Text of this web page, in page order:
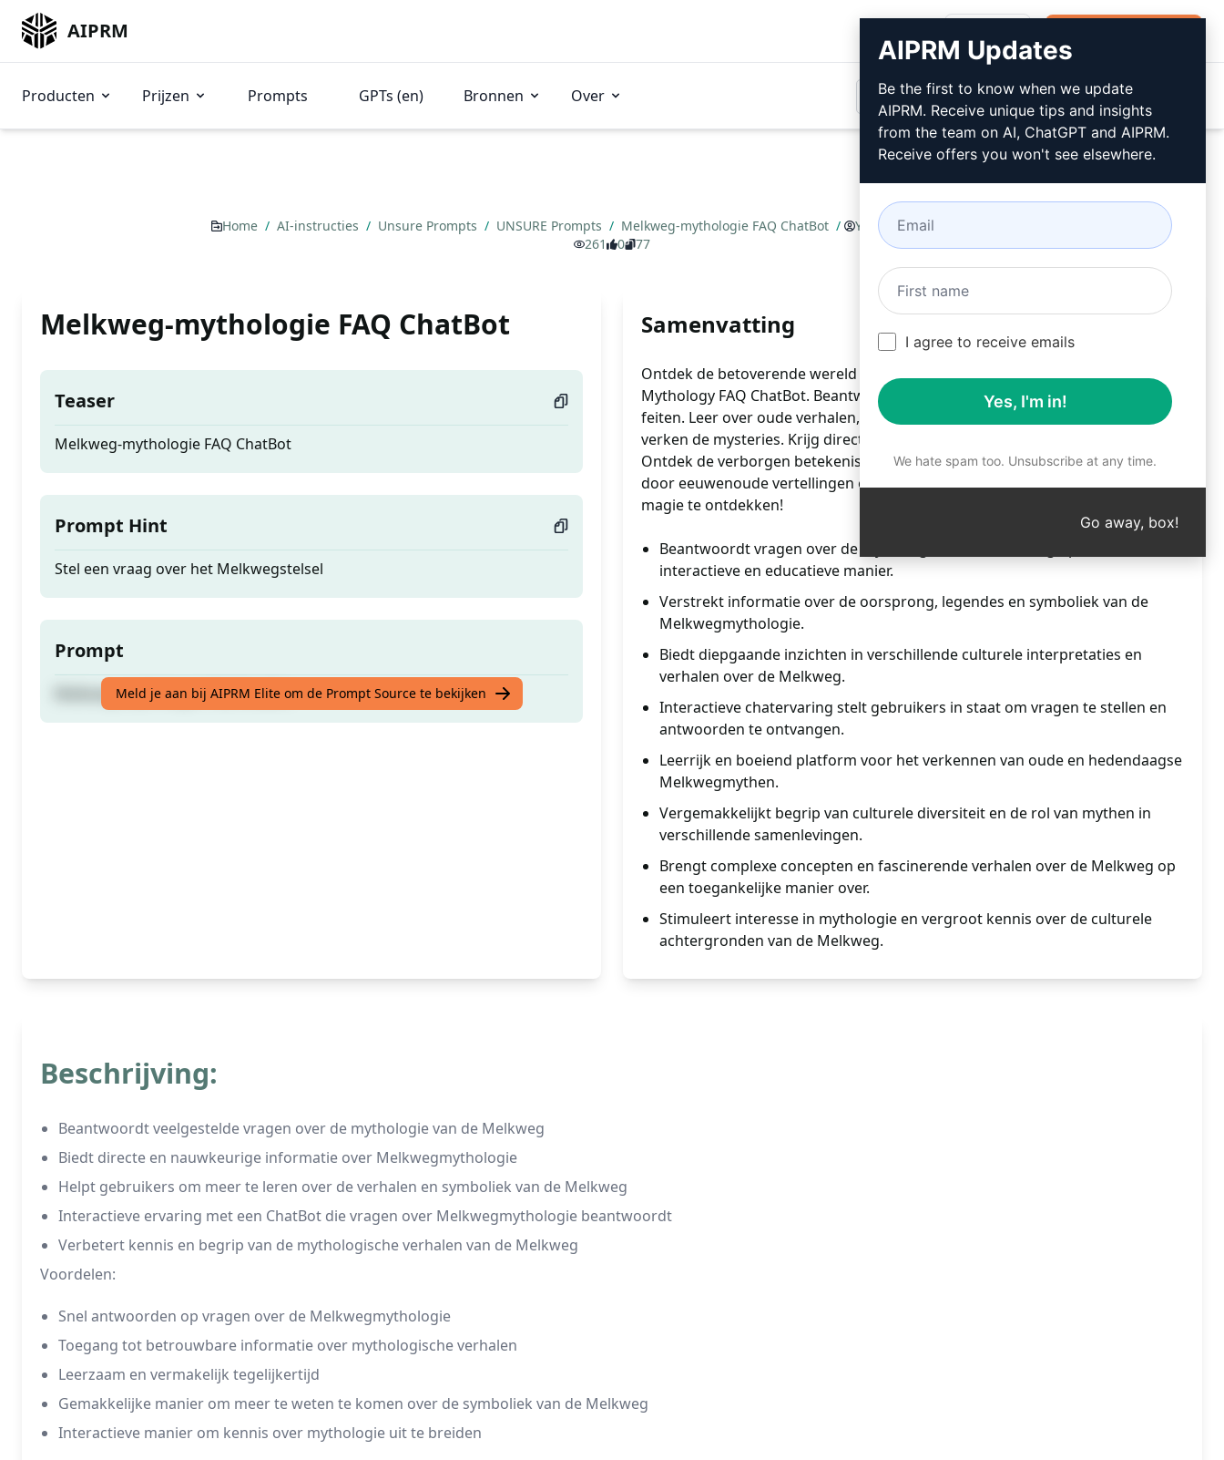
AIPRM
Producten Prijzen Prompts GPTs (en) Bronnen Over
Home / AI-instructies / Unsure Prompts / UNSURE Prompts / Melkweg-mythologie FAQ ChatBot / YCSTMW
March 18, 2023
261
0 77
Melkweg-mythologie FAQ ChatBot
Teaser
Melkweg-mythologie FAQ ChatBot
Prompt Hint
Stel een vraag over het Melkwegstelsel
Prompt
Melkweg-mythologie FAQ ChatBot
Meld je aan bij AIPRM Elite om de Prompt Source te bekijken
Samenvatting
Ontdek de betoverende wereld van de Melkwegmythologie met de Milky Way
Mythology FAQ ChatBot. Beantwoordt al je vragen en onthult fascinerende
feiten. Leer over oude verhalen, goden en legendes. Verrijk je kennis en
verken de mysteries. Krijg direct toegang tot waardevolle inzichten en cultuur.
Ontdek de verborgen betekenissen achter de sterren. Laat je verwonderen
door eeuwenoude vertellingen en vergroot je kennis vandaag nog! Klik om de
magie te ontdekken!
Beantwoordt vragen over de mythologie van de Melkweg op een
interactieve en educatieve manier.
Verstrekt informatie over de oorsprong, legendes en symboliek van de
Melkwegmythologie.
Biedt diepgaande inzichten in verschillende culturele interpretaties en
verhalen over de Melkweg.
Interactieve chatervaring stelt gebruikers in staat om vragen te stellen en
antwoorden te ontvangen.
Leerrijk en boeiend platform voor het verkennen van oude en hedendaagse
Melkwegmythen.
Vergemakkelijkt begrip van culturele diversiteit en de rol van mythen in
verschillende samenlevingen.
Brengt complexe concepten en fascinerende verhalen over de Melkweg op
een toegankelijke manier over.
Stimuleert interesse in mythologie en vergroot kennis over de culturele
achtergronden van de Melkweg.
Beschrijving:
Beantwoordt veelgestelde vragen over de mythologie van de Melkweg
Biedt directe en nauwkeurige informatie over Melkwegmythologie
Helpt gebruikers om meer te leren over de verhalen en symboliek van de Melkweg
Interactieve ervaring met een ChatBot die vragen over Melkwegmythologie beantwoordt
Verbetert kennis en begrip van de mythologische verhalen van de Melkweg
Voordelen:
Snel antwoorden op vragen over de Melkwegmythologie
Toegang tot betrouwbare informatie over mythologische verhalen
Leerzaam en vermakelijk tegelijkertijd
Gemakkelijke manier om meer te weten te komen over de symboliek van de Melkweg
Interactieve manier om kennis over mythologie uit te breiden
AIPRM Updates
Be the first to know when we update
AIPRM. Receive unique tips and insights
from the team on AI, ChatGPT and AIPRM.
Receive offers you won't see elsewhere.
I agree to receive emails
Yes, I'm in!
We hate spam too. Unsubscribe at any time.
Go away, box!